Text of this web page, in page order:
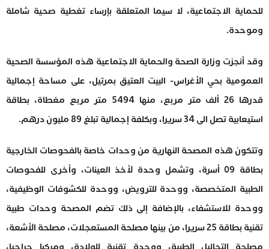
للحماية الاجتماعية، لا سيما المتعلقة بإرساء تغطية صحية شاملة
وموحدة.
وقد أنجزت وزارة الصحة والحماية الاجتماعية هذه المؤسسة الصحية
العمومية بحي الأغراس- البيت العتيق بمرتيل، على مساحة إجمالية
قدرها 26 ألف متر مربع، منها 5494 متر مربع مغطاة، بطاقة
استيعابية تصل الى 34 سريرا، وبكلفة إجمالية تبلغ 89 مليون درهم.
وتتكون هذه المصحة النهارية من وحدات خاصة بالفحوصات الخارجية
بطاقة 09 أسرة، وتشمل وحدة لأخذ العينات، وأخرى للفحوصات
الطبية المتخصصة، ووحدة للترويض، ووحدة للكشوفات الوظيفية،
ووحدة للاستشفاء، بالإضافة إلى ذلك تضم المصحة وحدات طبية
تقنية بطاقة 25 سريرا، من بينها مصلحة المستعجلات، مصلحة الأشعة،